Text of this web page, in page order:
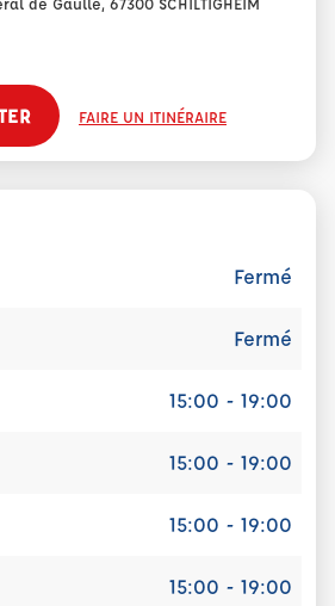
FAIRE UN ITINÉRAIRE
Fermé
Fermé
15:00 - 19:00
15:00 - 19:00
15:00 - 19:00
15:00 - 19:00